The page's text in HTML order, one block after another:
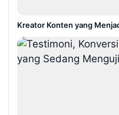
Kreator Konten yang